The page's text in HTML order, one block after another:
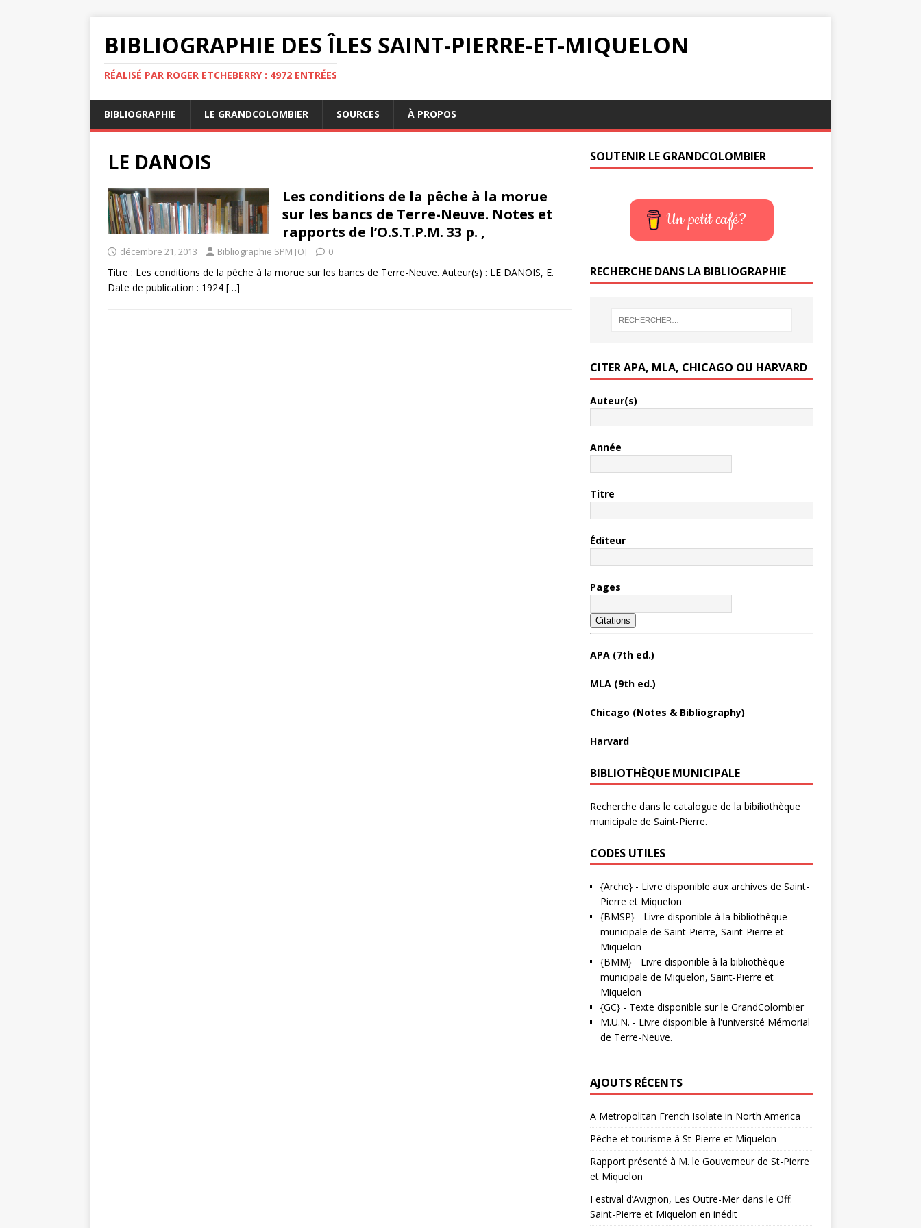
BIBLIOGRAPHIE DES ÎLES SAINT-PIERRE-ET-MIQUELON
RÉALISÉ PAR ROGER ETCHEBERRY : 4972 ENTRÉES
BIBLIOGRAPHIE LE GRANDCOLOMBIER SOURCES À PROPOS
LE DANOIS
Les conditions de la pêche à la morue
sur les bancs de Terre-Neuve. Notes et
rapports de l’O.S.T.P.M. 33 p. ,
décembre 21, 2013 Bibliographie SPM [O] 0
Titre : Les conditions de la pêche à la morue sur les bancs de Terre-Neuve. Auteur(s) : LE DANOIS, E.
Date de publication : 1924 […]
SOUTENIR LE GRANDCOLOMBIER
Un petit café?
RECHERCHE DANS LA BIBLIOGRAPHIE
CITER APA, MLA, CHICAGO OU HARVARD
Auteur(s)
Année
Titre
Éditeur
Pages
Citations
APA (7th ed.)
MLA (9th ed.)
Chicago (Notes & Bibliography)
Harvard
BIBLIOTHÈQUE MUNICIPALE
Recherche dans le catalogue de la bibiliothèque
municipale de Saint-Pierre.
CODES UTILES
{Arche}- Livre disponible aux archives de Saint-
Pierre et Miquelon
{BMSP}- Livre disponible à la bibliothèque
municipale de Saint-Pierre, Saint-Pierre et
Miquelon
{BMM}- Livre disponible à la bibliothèque
municipale de Miquelon, Saint-Pierre et
Miquelon
{GC}- Texte disponible sur le GrandColombier
M.U.N. - Livre disponible à l'université Mémorial
de Terre-Neuve.
AJOUTS RÉCENTS
A Metropolitan French Isolate in North America
Pêche et tourisme à St-Pierre et Miquelon
Rapport présenté à M. le Gouverneur de St-Pierre
et Miquelon
Festival d’Avignon, Les Outre-Mer dans le Off:
Saint-Pierre et Miquelon en inédit